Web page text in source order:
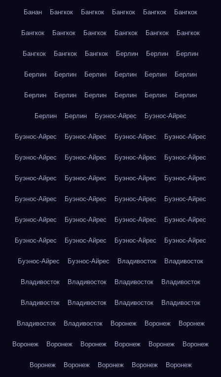
Банан Бангкок Бангкок Бангкок Бангкок Бангкок
Бангкок Бангкок Бангкок Бангкок Бангкок Бангкок
Бангкок Бангкок Бангкок Берлин Берлин Берлин
Берлин Берлин Берлин Берлин Берлин Берлин
Берлин Берлин Берлин Берлин Берлин Берлин
Берлин Берлин Буэнос-Айрес Буэнос-Айрес
Буэнос-Айрес Буэнос-Айрес Буэнос-Айрес Буэнос-Айрес
Буэнос-Айрес Буэнос-Айрес Буэнос-Айрес Буэнос-Айрес
Буэнос-Айрес Буэнос-Айрес Буэнос-Айрес Буэнос-Айрес
Буэнос-Айрес Буэнос-Айрес Буэнос-Айрес Буэнос-Айрес
Буэнос-Айрес Буэнос-Айрес Буэнос-Айрес Буэнос-Айрес
Буэнос-Айрес Буэнос-Айрес Буэнос-Айрес Буэнос-Айрес
Буэнос-Айрес Буэнос-Айрес Владивосток Владивосток
Владивосток Владивосток Владивосток Владивосток
Владивосток Владивосток Владивосток Владивосток
Владивосток Владивосток Воронеж Воронеж Воронеж
Воронеж Воронеж Воронеж Воронеж Воронеж Воронеж
Воронеж Воронеж Воронеж Воронеж Воронеж